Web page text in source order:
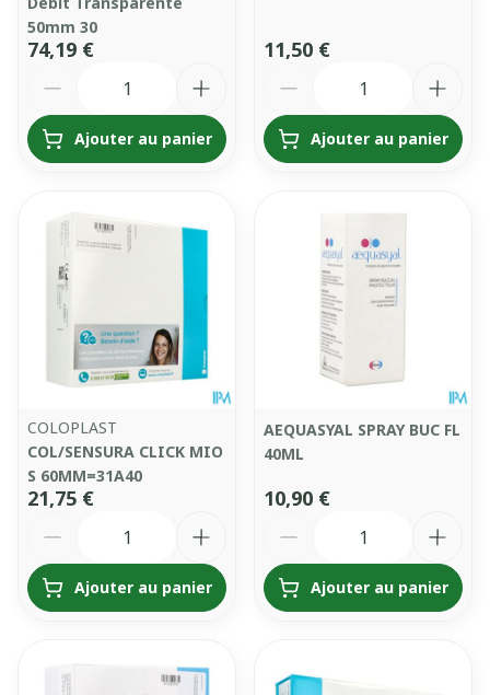
50mm 30
74,19 €
Ajouter au panier
11,50 €
Ajouter au panier
COLOPLAST
COL/SENSURA CLICK MIO
S 60MM=31A40
21,75 €
Ajouter au panier
AEQUASYAL SPRAY BUC FL
40ML
10,90 €
Ajouter au panier